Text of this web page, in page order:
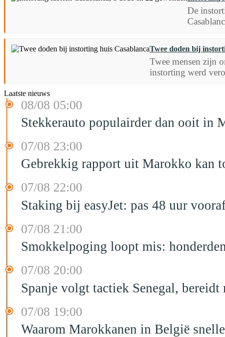
De
Twee doden bij
Twee mensen zijn
instorting werd
Laatste nieuws
08/08 05:00
Stekkerauto populairder dan ooit in
07/08 23:00
Gebrekkig rapport uit Marokko kan
07/08 22:00
Staking bij easyJet: pas 48 uur
07/08 21:00
Smokkelpoging loopt mis:
07/08 20:00
Spanje volgt tactiek Senegal, bereidt
07/08 19:00
Waarom Marokkanen in België